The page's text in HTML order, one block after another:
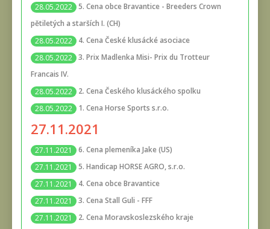
28.05.2022 5. Cena obce Bravantice - Breeders Crown
pětiletých a starších I. (CH)
28.05.2022
4. Cena České klusácké asociace
28.05.2022 3. Prix Madlenka Misi- Prix du Trotteur
Francais IV.
28.05.2022
2. Cena Českého klusáckého spolku
28.05.2022
1. Cena Horse Sports s.r.o.
27.11.2021
27.11.2021
6. Cena plemeníka Jake (US)
27.11.2021
5. Handicap HORSE AGRO, s.r.o.
27.11.2021
4. Cena obce Bravantice
27.11.2021
3. Cena Stall Guli - FFF
27.11.2021
2. Cena Moravskoslezského kraje